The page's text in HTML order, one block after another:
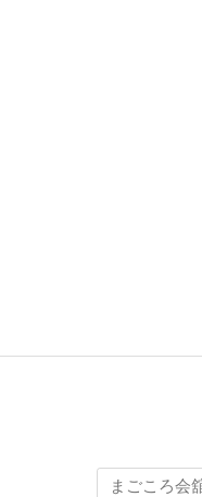
まごころ会